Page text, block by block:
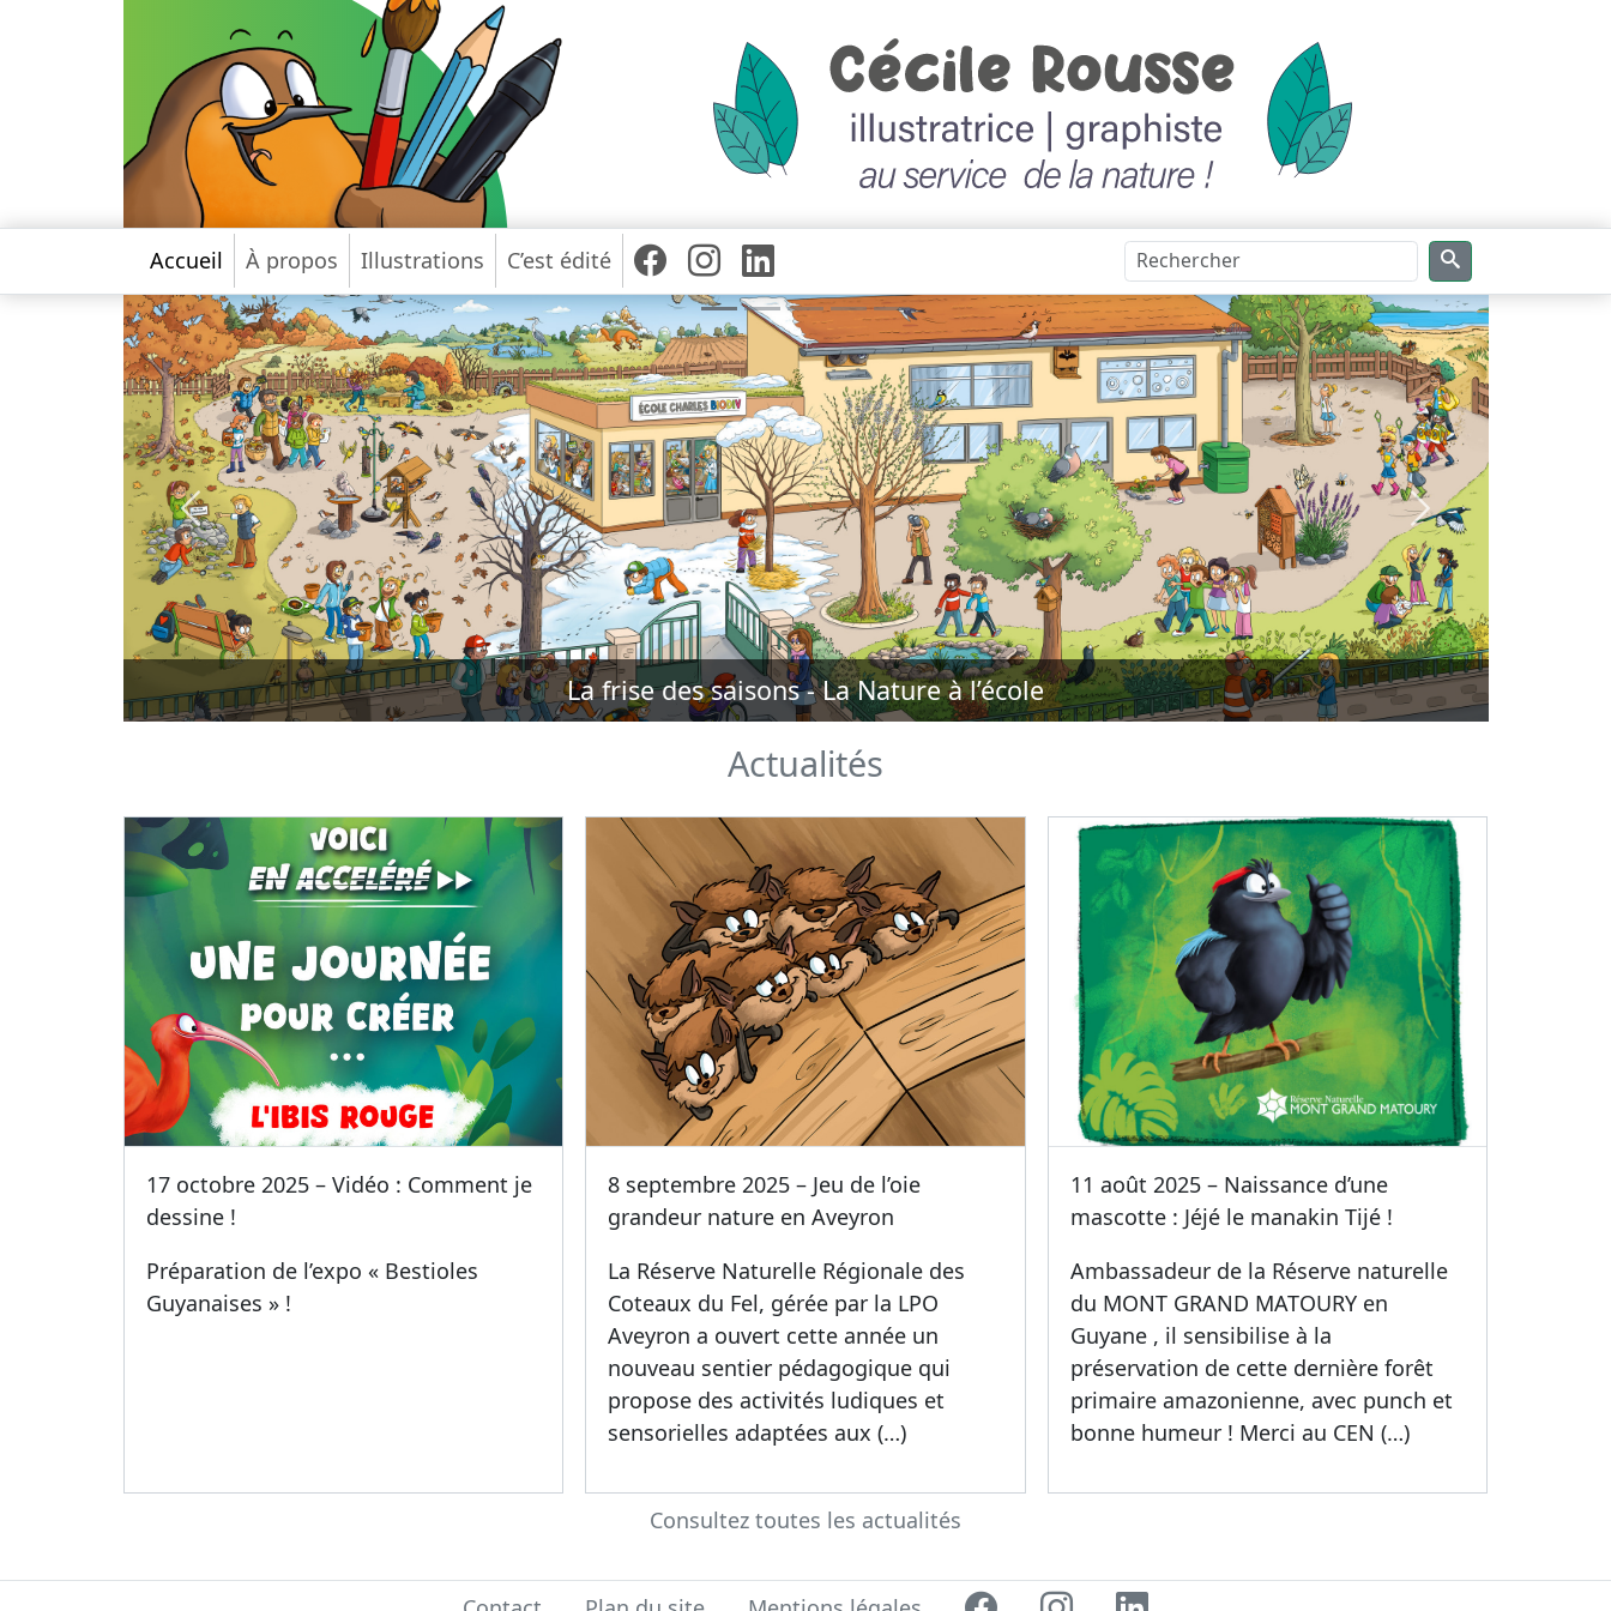
Accueil À propos Illustrations C’est édité
La frise des saisons - La Nature à l’école
Précédent Suivant
Actualités
17 octobre 2025 – Vidéo : Comment je
dessine !
Préparation de l’expo « Bestioles
Guyanaises » !
8 septembre 2025 – Jeu de l’oie
grandeur nature en Aveyron
La Réserve Naturelle Régionale des
Coteaux du Fel, gérée par la LPO
Aveyron a ouvert cette année un
nouveau sentier pédagogique qui
propose des activités ludiques et
sensorielles adaptées aux (…)
11 août 2025 – Naissance d’une
mascotte : Jéjé le manakin Tijé !
Ambassadeur de la Réserve naturelle
du MONT GRAND MATOURY en
Guyane , il sensibilise à la
préservation de cette dernière forêt
primaire amazonienne, avec punch et
bonne humeur ! Merci au CEN (…)
Consultez toutes les actualités